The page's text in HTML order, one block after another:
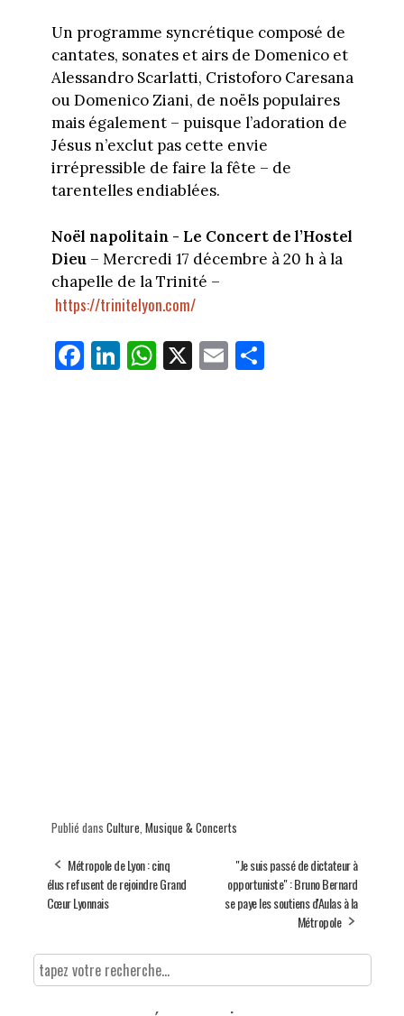
Un programme syncrétique composé de
cantates, sonates et airs de Domenico et
Alessandro Scarlatti, Cristoforo Caresana
ou Domenico Ziani, de noëls populaires
mais également – puisque l’adoration de
Jésus n’exclut pas cette envie
irrépressible de faire la fête – de
tarentelles endiablées.
Noël napolitain - Le Concert de l’Hostel
Dieu– Mercredi 17 décembre à 20 h à la
chapelle de la Trinité –
https://trinitelyon.com/
Fa
ce
Li
nk
W
ha
X E
m
Pa
rt
Publié dans Culture Musique & Concerts
Métropole de Lyon : cinq
élus refusent de rejoindre Grand
Cœur Lyonnais
"Je suis passé de dictateur à
opportuniste" : Bruno Bernard
se paye les soutiens d'Aulas à la
Métropole